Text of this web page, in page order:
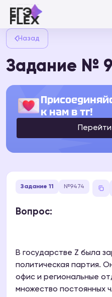
Назад
Задание №
к нам в тг!
Задание 11 №9474
Вопрос:
В государстве Z была
политическая партия.
офис и региональные
множество постоянных